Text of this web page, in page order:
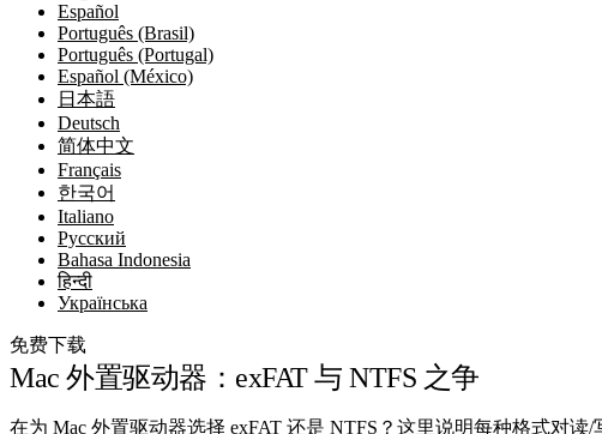
Español
Português (Brasil)
Português (Portugal)
Español (México)
日本語
Deutsch
简体中文
Français
한국어
Italiano
Русский
Bahasa Indonesia
हिन्दी
Українська
免费下载
Mac 外置驱动器：exFAT 与 NTFS 之争
在为 Mac 外置驱动器选择 exFAT 还是 NTFS？这里说明每种格式对读